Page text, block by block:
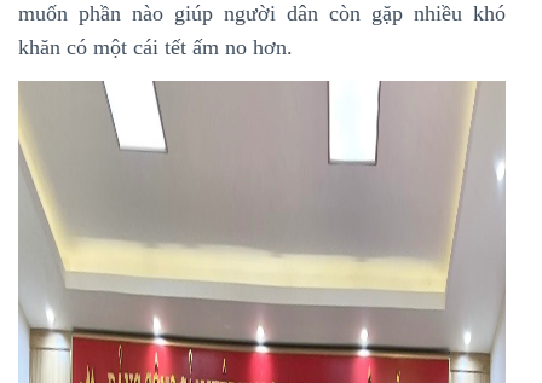
muốn phần nào giúp người dân còn gặp nhiều khó
khăn có một cái tết ấm no hơn.